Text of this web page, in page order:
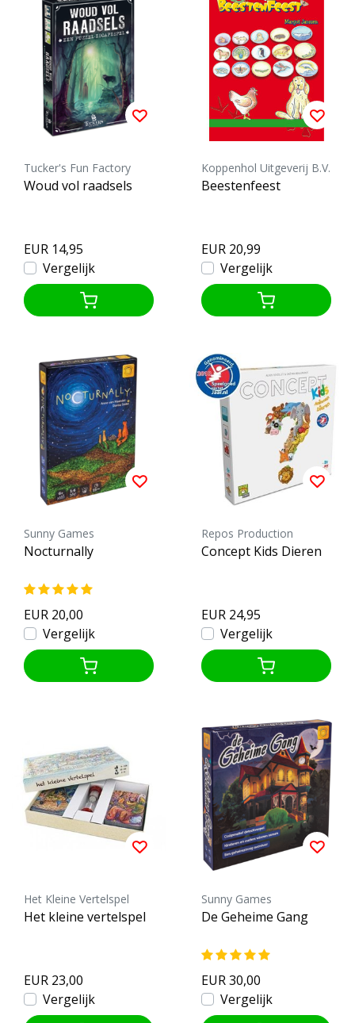
Tucker's Fun Factory
Woud vol raadsels
EUR 14,95
Vergelijk
Koppenhol Uitgeverij B.V.
Beestenfeest
EUR 20,99
Vergelijk
Sunny Games
Nocturnally
EUR 20,00
Vergelijk
Repos Production
Concept Kids Dieren
EUR 24,95
Vergelijk
Het Kleine Vertelspel
Het kleine vertelspel
EUR 23,00
Vergelijk
Sunny Games
De Geheime Gang
EUR 30,00
Vergelijk